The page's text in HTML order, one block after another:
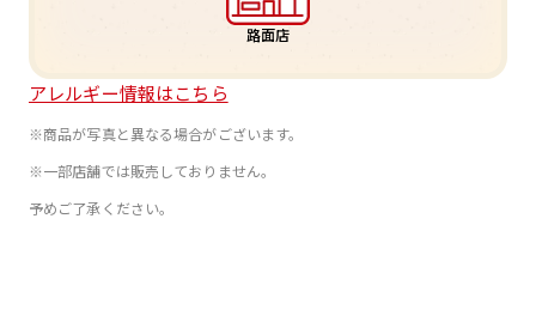
路面店
アレルギー情報はこちら
※商品が写真と異なる場合がございます。
※一部店舗では販売しておりません。
予めご了承ください。